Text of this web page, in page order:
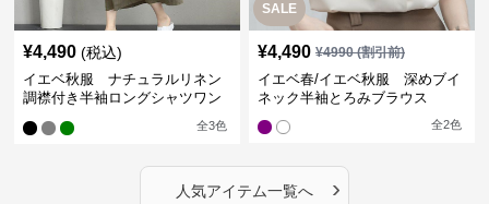
¥4,490 (税込)
イエベ秋服 ナチュラルリネン
調襟付き半袖ロングシャツワン
全3色
SALE
¥4,490 ¥4990(割引前)
イエベ春/イエベ秋服 深めブイ
ネック半袖とろみブラウス
全2色
人気アイテム一覧へ ›